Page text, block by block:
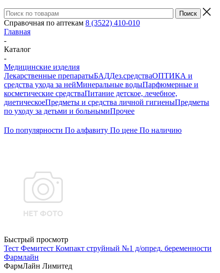
Справочная по аптекам 8 (3522) 410-010
Главная
-
Каталог
-
Медицинские изделия
Лекарственные препаратыБАДДез.средстваОПТИКА и
средства ухода за нейМинеральные водыПарфюмерные и
косметические средстваПитание детское, лечебное,
диетическоеПредметы и средства личной гигиеныПредметы
по уходу за детьми и больнымиПрочее
По популярности По алфавиту По цене По наличию
Быстрый просмотр
Тест Фемитест Компакт струйный №1 д/опред. беременности
Фармлайн
ФармЛайн Лимитед